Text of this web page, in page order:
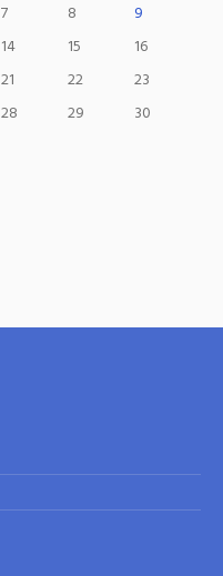
7 8
9
14 15
16
21 22
23
28 29
30